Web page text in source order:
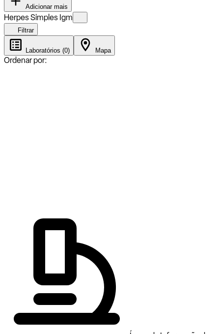
Adicionar mais
Herpes Simples Igm
Filtrar
Laboratórios (0) Mapa
Ordenar por: